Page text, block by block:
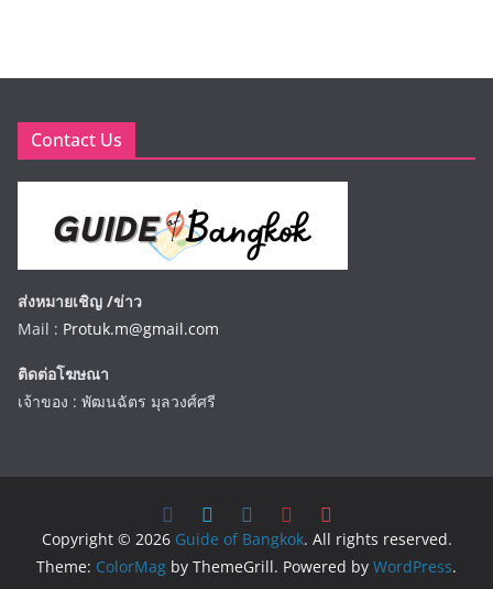
Contact Us
ส่งหมายเชิญ /ข่าว
Mail : Protuk.m@gmail.com
ติดต่อโฆษณา
เจ้าของ : พัฒนฉัตร มุลวงศ์ศรี
Copyright © 2026 Guide of Bangkok. All rights reserved.
Theme: ColorMag by ThemeGrill. Powered by WordPress.